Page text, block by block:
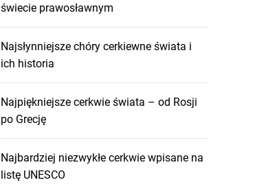
świecie prawosławnym
Najsłynniejsze chóry cerkiewne świata i
ich historia
Najpiękniejsze cerkwie świata – od Rosji
po Grecję
Najbardziej niezwykłe cerkwie wpisane na
listę UNESCO